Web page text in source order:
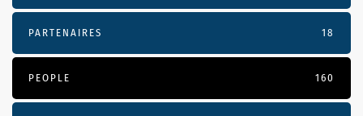
PARTENAIRES 18
PEOPLE 160